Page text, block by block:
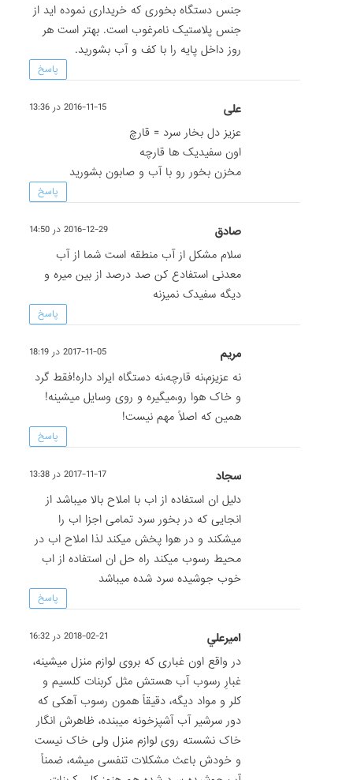
جنس دستگاه بخوری که خریداری نموده اید از
جنس پلاستیک نامرغوب است. بهتر است هر
روز داخل پایه را با کف و آب بشورید.
پاسخ
علی 2016-11-15 در 13:36
عزیز دل بخار سرد = قارچ
اون سفیدیک ها قارچه
مخزن بخور رو با آب و صابون بشورید
پاسخ
صادق 2016-12-29 در 14:50
سلام مشکل از آب منطقه است شما از آب
معدنی استفادع کن صد درصد از بین میره و
دیگه سفیدک نمیزنه
پاسخ
مريم 2017-11-05 در 18:19
نه عزیزم،نه قارچه،نه دستگاه ایراد داره!فقط گرد
و خاک هوا رو،میگیره و روی وسایل میشینه!
همین که اصلاً مهم نیست!
پاسخ
سجاد 2017-11-17 در 13:38
دلیل ان استفاده از اب با املاح بالا میباشد از
انجایی که در بخور سرد تمامی اجزا اب را
میشکند و در هوا پخش میکند لذا املاح اب در
محیط رسوب میکند راه حل ان استفاده از اب
خوب جوشیده سرد شده میباشد
پاسخ
اميرعلي 2018-02-21 در 16:32
در واقع اون غباری که بروی لوازم منزل میشینه،
غبارِ رسوب آب هستش مثل کربنات کلسیم و
کلر و مواد دیگه، دقیقاً همون رسوب آهکی که
دور سرشیر آب آشپزخونه میبنده، ظاهرش انگار
خاک نشسته روی لوازم منزل ولی خاک نیست
و خودش باعث مشکلات تنفسی میشه، ضمناً